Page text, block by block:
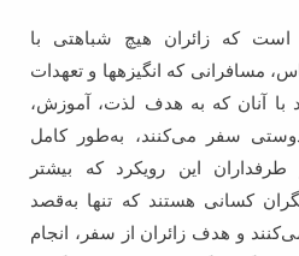
است که زائران هیچ شباهتی با
مسافرانی که انگیزه‏ها و تعهدات
با آنان که به هدف لذت، آموزش،
سفر می‏‌کنند، به‌طور کامل
طرفداران این رویکرد که بیشتر
کسانی هستند که تنها به‌قصد
و هدف زائران از سفر، انجام